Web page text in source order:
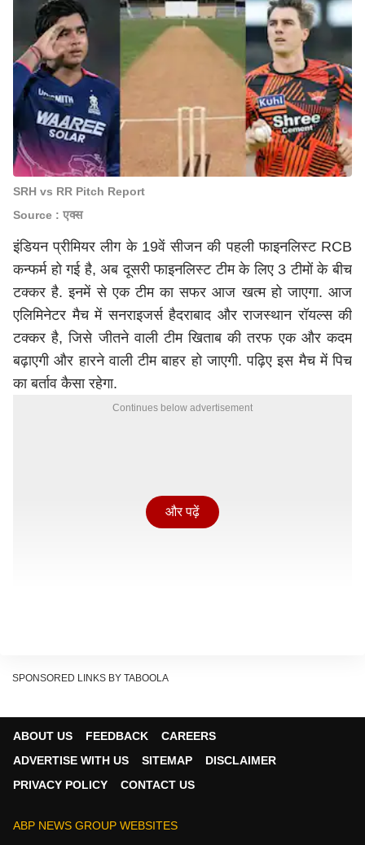
SRH vs RR Pitch Report
Source : एक्स
इंडियन प्रीमियर लीग के 19वें सीजन की पहली फाइनलिस्ट RCB
कन्फर्म हो गई है, अब दूसरी फाइनलिस्ट टीम के लिए 3 टीमों के बीच
टक्कर है. इनमें से एक टीम का सफर आज खत्म हो जाएगा. आज
एलिमिनेटर मैच में सनराइजर्स हैदराबाद और राजस्थान रॉयल्स की
टक्कर है, जिसे जीतने वाली टीम खिताब की तरफ एक और कदम
बढ़ाएगी और हारने वाली टीम बाहर हो जाएगी. पढ़िए इस मैच में पिच
का बर्ताव कैसा रहेगा.
Continues below advertisement
तक 23 मुकाबले हुए हैं, जिनमें से 14 बार हैदराबाद और 9 बार
और पढ़ें
SPONSORED LINKS BY TABOOLA
ABOUT US FEEDBACK
CAREERS
ADVERTISE WITH US
SITEMAP
DISCLAIMER
PRIVACY POLICY
CONTACT US
ABP NEWS GROUP WEBSITES